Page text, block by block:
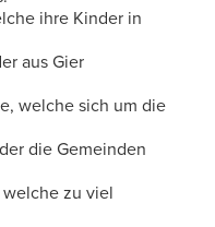
ihre Kinder in
aus Gier
welche sich um die
die Gemeinden
zu viel